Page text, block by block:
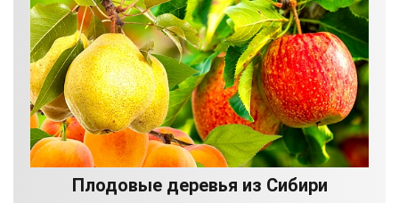
Плодовые деревья из Сибири